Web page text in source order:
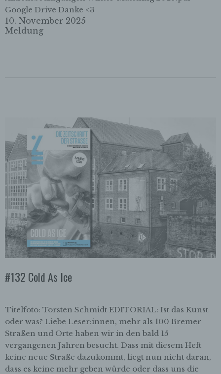
Google Drive Danke <3
10. November 2025
Meldung
#132 Cold As Ice
Titelfoto: Torsten Schmidt EDITORIAL: Ist das Kunst
oder was? Liebe Leser:innen, mehr als 100 Bremer
Straßen und Orte haben wir in den bald 15
vergangenen Jahren besucht. Dass mit diesem Heft
keine neue Straße dazukommt, liegt nun nicht daran,
dass es keine mehr geben würde oder dass uns die